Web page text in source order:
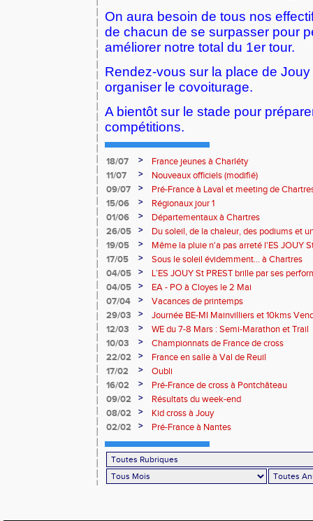
On aura besoin de tous nos
de chacun de se surpasser pour
améliorer notre total du 1er tour.
Rendez-vous sur la place de
organiser le covoiturage.
A bientôt sur le stade pour
compétitions.
18/07 >
France jeunes à Charléty
11/07
>
Nouveaux officiels (modifié)
09/07
>
Pré-France à Laval et meeting de
15/06
>
Régionaux jour 1
01/06
>
Départementaux à Chartres
26/05
>
Du soleil, de la chaleur, des podiums et
de Maintenon
19/05 >
Même la pluie n'a pas arreté l'ES JOUY
titre à Bourges !!
17/05 >
Sous le soleil évidemment... à Chartres
04/05
>
L’ES JOUY St PREST brille par ses
le stade de Dreux
04/05 >
EA - PO à Cloyes le 2 Mai
07/04
>
Vacances de printemps
29/03
>
Journée BE-MI Mainvilliers et 10kms
12/03
>
WE du 7-8 Mars : Semi-Marathon et Trail
10/03
>
Championnats de France de cross
22/02
>
France en salle à Val de Reuil
17/02
>
Oubli
16/02
>
Pré-France de cross à Pontchâteau
09/02
>
Résultats du week-end
08/02
>
Kid cross à Jouy
02/02
> Pré-France à Nantes